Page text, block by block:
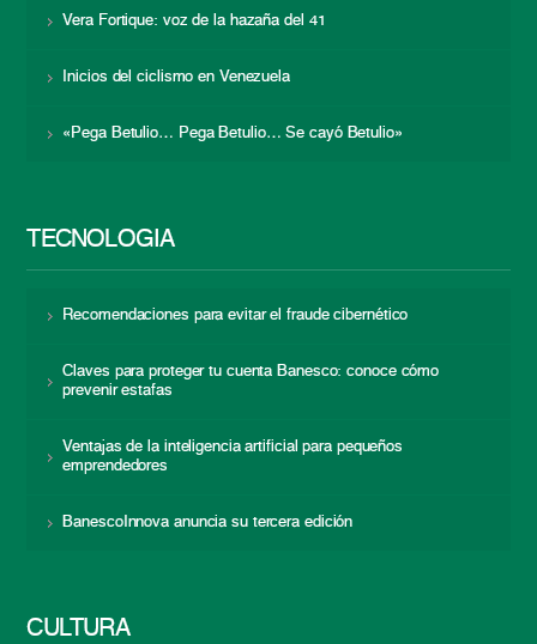
Vera Fortique: voz de la hazaña del 41
Inicios del ciclismo en Venezuela
«Pega Betulio… Pega Betulio… Se cayó Betulio»
TECNOLOGÍA
Recomendaciones para evitar el fraude cibernético
Claves para proteger tu cuenta Banesco: conoce cómo
prevenir estafas
Ventajas de la inteligencia artificial para pequeños
emprendedores
BanescoInnova anuncia su tercera edición
CULTURA